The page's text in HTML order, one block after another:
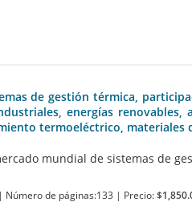
de gestión térmica,
energías
termoeléctrico, materiales
mundial de sistemas de
| Número de páginas:133 | Precio: